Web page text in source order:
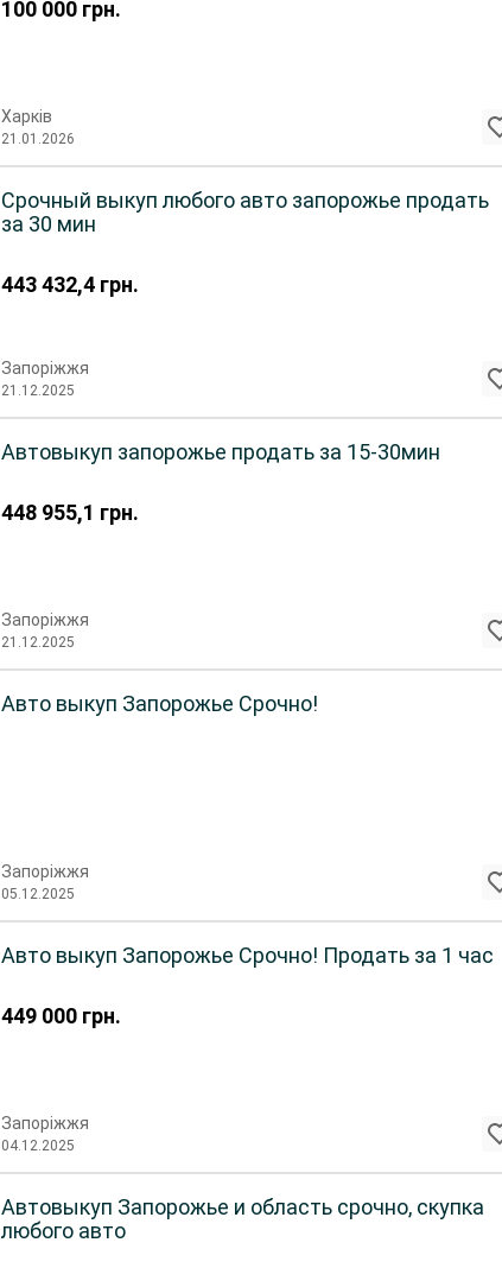
100 000 грн.
Харків
21.01.2026
443 432,4 грн.
Срочный выкуп любого авто запорожье продать
за 30 мин
Запоріжжя
21.12.2025
448 955,1 грн.
Автовыкуп запорожье продать за 15-30мин
Запоріжжя
21.12.2025
Авто выкуп Запорожье Срочно!
Запоріжжя
05.12.2025
449 000 грн.
Авто выкуп Запорожье Срочно! Продать за 1 час
Запоріжжя
04.12.2025
Автовыкуп Запорожье и область срочно, скупка
любого авто